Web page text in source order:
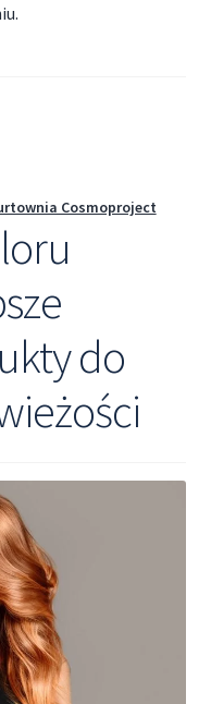
Cosmoproject
do